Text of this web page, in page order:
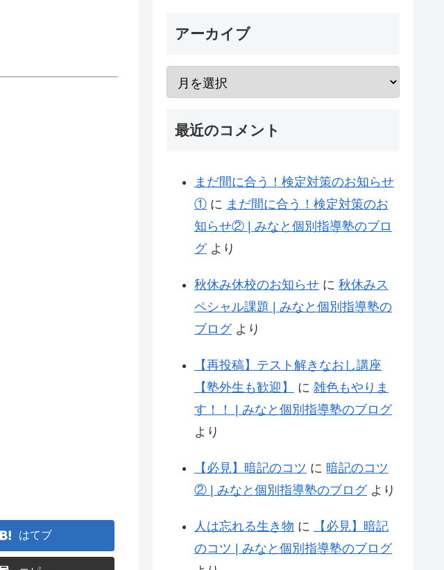
はてブ
アーカイブ
最近のコメント
まだ間に合う！検定対策のお知らせ
① に まだ間に合う！検定対策のお
知らせ② | みなと個別指導塾のブロ
グより
秋休み休校のお知らせ に 秋休みス
ペシャル課題 | みなと個別指導塾の
ブログより
【再投稿】テスト解きなおし講座
【塾外生も歓迎】
に 雑色もやりま
す！！ | みなと個別指導塾のブログ
より
【必見】暗記のコツ に 暗記のコツ
② | みなと個別指導塾のブログより
人は忘れる生き物 に
【必見】暗記
のコツ | みなと個別指導塾のブログ